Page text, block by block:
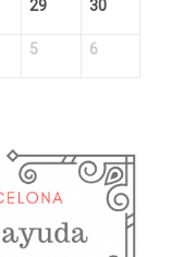
29 30
5 6